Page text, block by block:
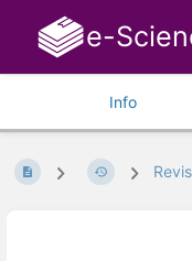
e-
Info